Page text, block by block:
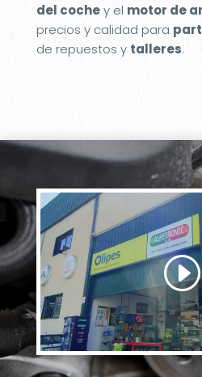
del cochey el motor de
precios y calidad para
de repuestos ytalleres.